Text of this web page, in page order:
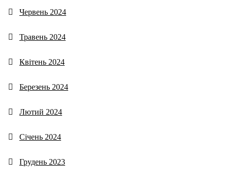
Червень 2024
Травень 2024
Квітень 2024
Березень 2024
Лютий 2024
Січень 2024
Грудень 2023